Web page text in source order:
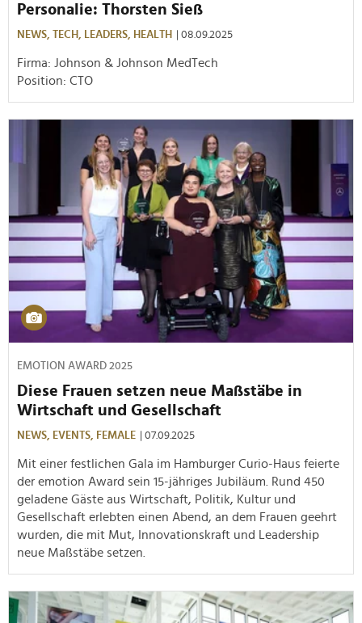
Personalie: Thorsten Sieß
NEWS, TECH, LEADERS, HEALTH | 08.09.2025
Firma: Johnson & Johnson MedTech
Position: CTO
EMOTION AWARD 2025
Diese Frauen setzen neue Maßstäbe in
Wirtschaft und Gesellschaft
NEWS, EVENTS, FEMALE | 07.09.2025
Mit einer festlichen Gala im Hamburger Curio-Haus feierte
der emotion Award sein 15-jähriges Jubiläum. Rund 450
geladene Gäste aus Wirtschaft, Politik, Kultur und
Gesellschaft erlebten einen Abend, an dem Frauen geehrt
wurden, die mit Mut, Innovationskraft und Leadership
neue Maßstäbe setzen.